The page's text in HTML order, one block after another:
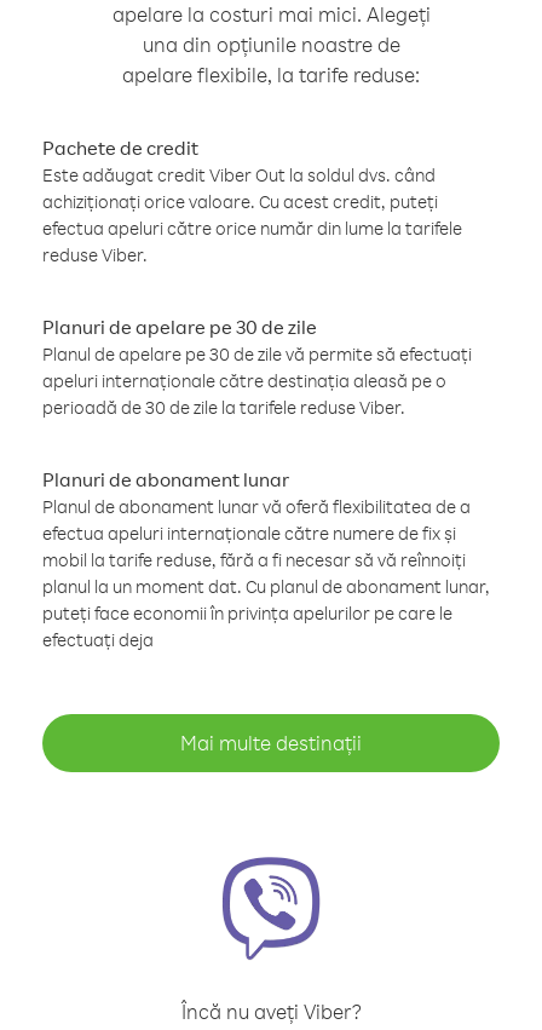
apelare la costuri mai mici. Alegeți
una din opțiunile noastre de
apelare flexibile, la tarife reduse:
Pachete de credit
Este adăugat credit Viber Out la soldul dvs. când
achiziționați orice valoare. Cu acest credit, puteți
efectua apeluri către orice număr din lume la tarifele
reduse Viber.
Planuri de apelare pe 30 de zile
Planul de apelare pe 30 de zile vă permite să efectuați
apeluri internaționale către destinația aleasă pe o
perioadă de 30 de zile la tarifele reduse Viber.
Planuri de abonament lunar
Planul de abonament lunar vă oferă flexibilitatea de a
efectua apeluri internaționale către numere de fix și
mobil la tarife reduse, fără a fi necesar să vă reînnoiți
planul la un moment dat. Cu planul de abonament lunar,
puteți face economii în privința apelurilor pe care le
efectuați deja
Mai multe destinații
Încă nu aveți Viber?